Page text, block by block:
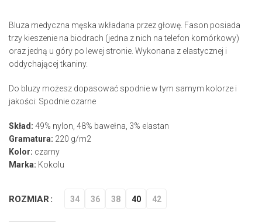
Bluza medyczna męska wkładana przez głowę. Fason posiada
trzy kieszenie na biodrach (jedna z nich na telefon komórkowy)
oraz jedną u góry po lewej stronie. Wykonana z elastycznej i
oddychającej tkaniny.
Do bluzy możesz dopasować spodnie w tym samym kolorze i
jakości: Spodnie czarne
Skład: 49% nylon, 48% bawełna, 3% elastan
Gramatura: 220 g/m2
Kolor: czarny
Marka: Kokolu
ROZMIAR 34 36 38 40 42